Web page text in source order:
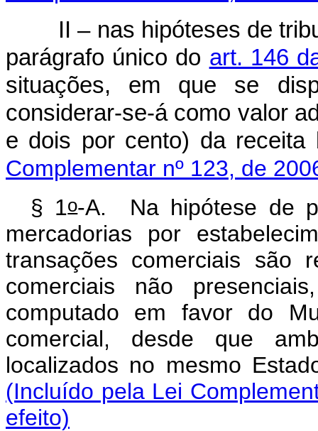
II – nas hipóteses de
parágrafo único do art. 146
situações, em que se
considerar-se-á como valor
e dois por cento) da
Complementar nº 123, de
§ 1o-A. Na hipótese de
mercadorias por
transações comerciais são
comerciais não
computado em favor do
comercial, desde que
localizados no mesmo
(Incluído pela Lei
efeito)